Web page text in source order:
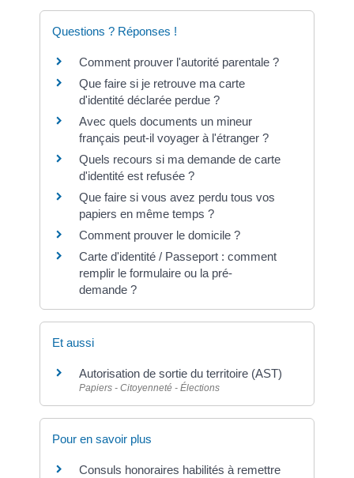
Questions ? Réponses !
Comment prouver l'autorité parentale ?
Que faire si je retrouve ma carte
d'identité déclarée perdue ?
Avec quels documents un mineur
français peut-il voyager à l'étranger ?
Quels recours si ma demande de carte
d'identité est refusée ?
Que faire si vous avez perdu tous vos
papiers en même temps ?
Comment prouver le domicile ?
Carte d'identité / Passeport : comment
remplir le formulaire ou la pré-
demande ?
Et aussi
Autorisation de sortie du territoire (AST)
Papiers - Citoyenneté - Élections
Pour en savoir plus
Consuls honoraires habilités à remettre